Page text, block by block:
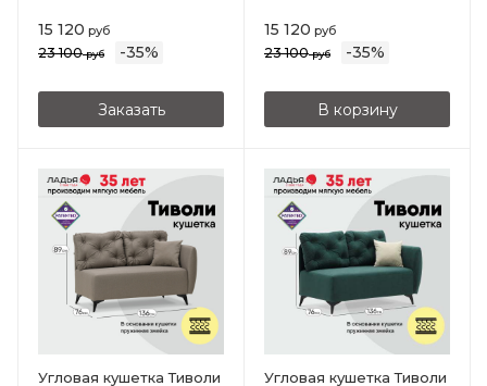
15 120 руб
23 100руб -35%
Заказать
15 120 руб
23 100руб -35%
В корзину
Угловая кушетка Тиволи
Угловая кушетка Тиволи